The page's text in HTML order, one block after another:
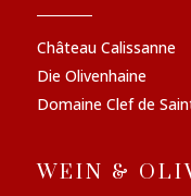
Château Calissanne
Die Olivenhaine
Domaine Clef de
WEIN &